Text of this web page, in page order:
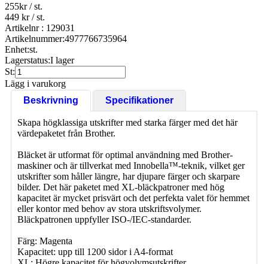
255kr/ st.
449 kr/ st.
Artikelnr : 129031
Artikelnummer:4977766735964
Enhet:st.
Lagerstatus:I lager
St:
Lägg i varukorg
Beskrivning
Specifikationer
Skapa högklassiga utskrifter med starka färger med det här
värdepaketet från Brother.
Bläcket är utformat för optimal användning med Brother-
maskiner och är tillverkat med Innobella™-teknik, vilket ger
utskrifter som håller längre, har djupare färger och skarpare
bilder. Det här paketet med XL-bläckpatroner med hög
kapacitet är mycket prisvärt och det perfekta valet för hemmet
eller kontor med behov av stora utskriftsvolymer.
Bläckpatronen uppfyller ISO-/IEC-standarder.
Färg: Magenta
Kapacitet: upp till 1200 sidor i A4-format